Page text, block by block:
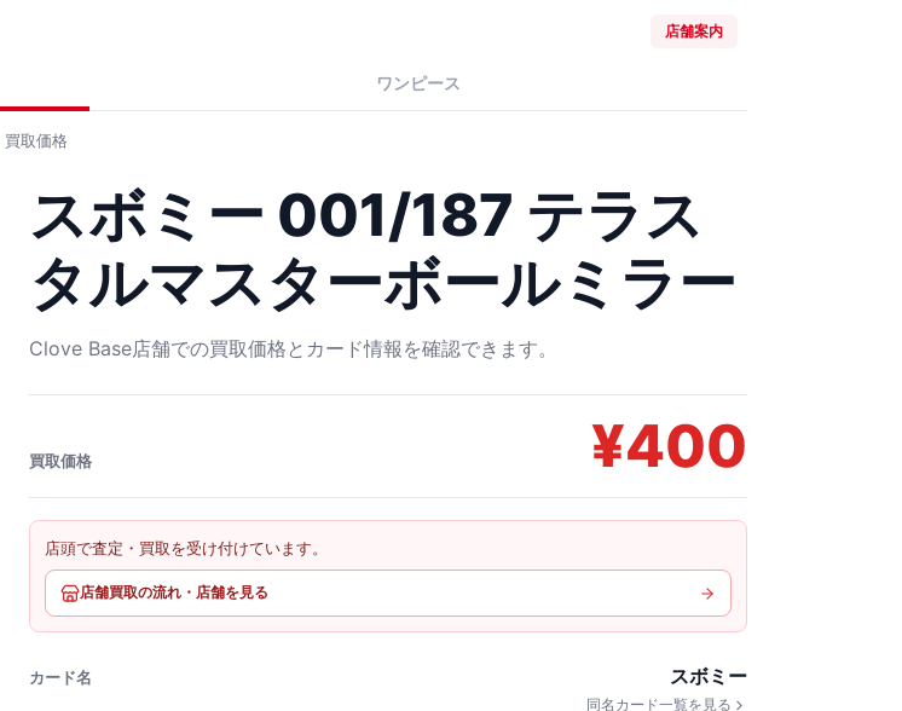
店舗案内
ワンピース
買取価格
スボミー 001/187 テラス
タルマスターボールミラー
Clove Base店舗での買取価格とカード情報を確認できます。
買取価格 ¥400
店頭で査定・買取を受け付けています。
店舗買取の流れ・店舗を見る
カード名 スボミー
同名カード一覧を見る